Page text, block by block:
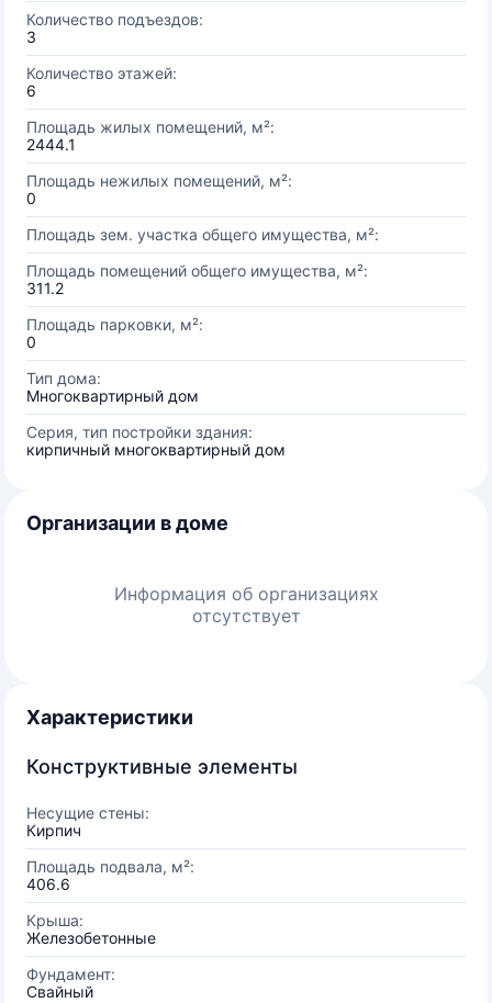
Количество подъездов:
3
Количество этажей:
6
Площадь жилых помещений, м²:
2444.1
Площадь нежилых помещений, м²:
0
Площадь зем. участка общего имущества, м²:
Площадь помещений общего имущества, м²:
311.2
Площадь парковки, м²:
0
Тип дома:
Многоквартирный дом
Серия, тип постройки здания:
кирпичный многоквартирный дом
Организации в доме
Информация об организациях
отсутствует
Характеристики
Конструктивные элементы
Несущие стены:
Кирпич
Площадь подвала, м²:
406.6
Крыша:
Железобетонные
Фундамент:
Свайный